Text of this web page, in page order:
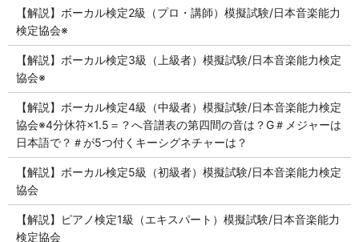
【解説】ボーカル検定2級（プロ・講師）模擬試験/日本音楽能力
検定協会※
【解説】ボーカル検定3級（上級者）模擬試験/日本音楽能力検定
協会※
【解説】ボーカル検定4級（中級者）模擬試験/日本音楽能力検定
協会※4分休符×1.5＝？へ音譜表の第四間の音は？G＃メジャーは
日本語で？＃が5つ付くキーシグネチャーは？
【解説】ボーカル検定5級（初級者）模擬試験/日本音楽能力検定
協会
【解説】ピアノ検定1級（エキスパート）模擬試験/日本音楽能力
検定協会